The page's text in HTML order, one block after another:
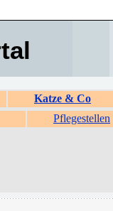
Katze & Co
Pflegestellen